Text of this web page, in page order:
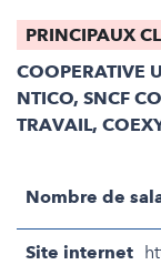
PRINCIPAUX
COOPERATIVE
NTICO, SNCF
TRAVAIL,
Nombre de
Site internet